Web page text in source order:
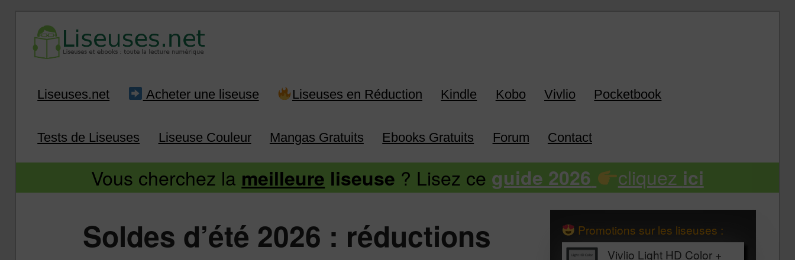
Infos sur les liseuses Kindle, Kobo, Vivlio, Pocketbook
Liseuses.net Acheter une liseuse Liseuses en Réduction Kindle Kobo Vivlio Pocketbook
Tests de Liseuses Liseuse Couleur Mangas Gratuits Ebooks Gratuits Forum Contact
Vous cherchez la meilleure liseuse ? Lisez ce guide 2026 cliquez ici
Soldes d’été 2026 : réductions
Promotions sur les liseuses :
Vivlio Light HD Color +